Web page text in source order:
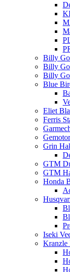
Billy
Billy
Billy
Blue
Eliet
Ferris
Grin
GTM
GTM
Honda
Iseki
Kranzle